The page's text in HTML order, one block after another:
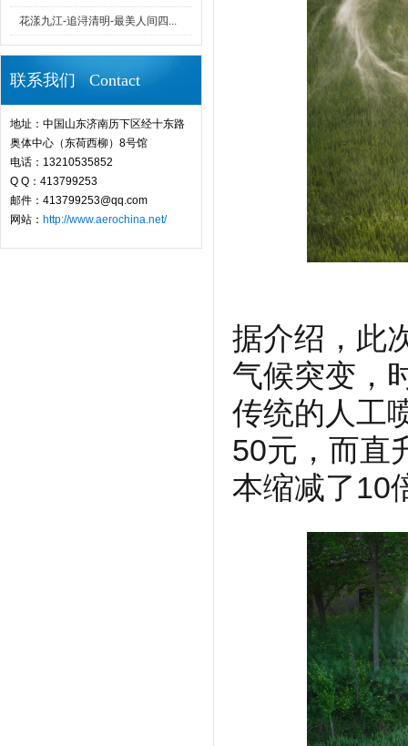
花漾九江-追浔清明-最美人间四...
联系我们 Contact
地址：中国山东济南历下区经十东路
奥体中心（东荷西柳）8号馆
电话：13210535852
Q Q：413799253
邮件：413799253@qq.com
网站： http://www.aerochina.net/
据介绍，此
气候突变，
传统的人工
50元，而直
本缩减了10